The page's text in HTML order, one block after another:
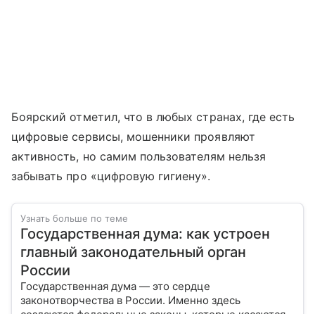
Боярский отметил, что в любых странах, где есть
цифровые сервисы, мошенники проявляют
активность, но самим пользователям нельзя
забывать про «цифровую гигиену».
Узнать больше по теме
Государственная дума: как устроен
главный законодательный орган
России
Государственная дума — это сердце
законотворчества в России. Именно здесь